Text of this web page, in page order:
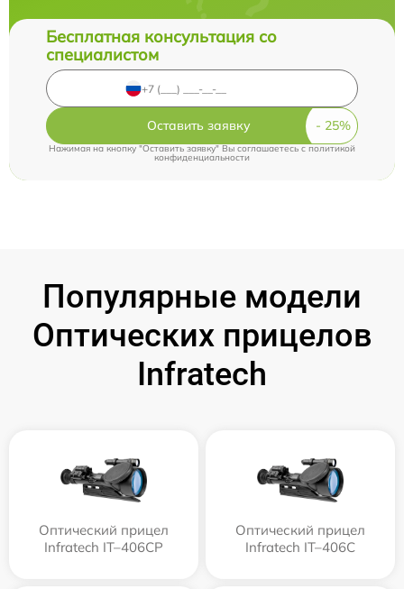
Бесплатная консультация со
специалистом
Оставить заявку
Нажимая на кнопку "Оставить заявку" Вы соглашаетесь cполитикой
конфиденциальности
Популярные модели
Оптических прицелов
Infratech
Оптический прицел
Infratech IT–406СP
Оптический прицел
Infratech IT–406С